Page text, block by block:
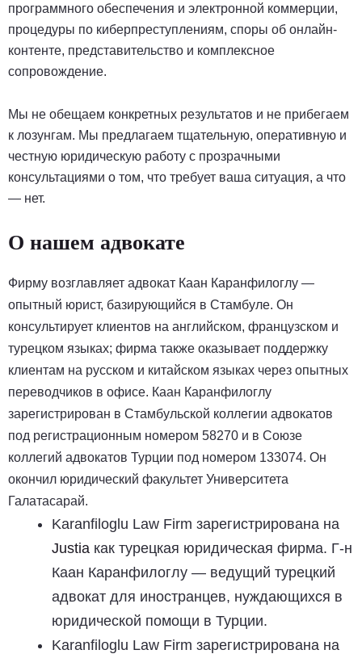
программного обеспечения и электронной коммерции,
процедуры по киберпреступлениям, споры об онлайн-
контенте, представительство и комплексное
сопровождение.
Мы не обещаем конкретных результатов и не прибегаем
к лозунгам. Мы предлагаем тщательную, оперативную и
честную юридическую работу с прозрачными
консультациями о том, что требует ваша ситуация, а что
— нет.
О нашем адвокате
Фирму возглавляет адвокат Каан Каранфилоглу —
опытный юрист, базирующийся в Стамбуле. Он
консультирует клиентов на английском, французском и
турецком языках; фирма также оказывает поддержку
клиентам на русском и китайском языках через опытных
переводчиков в офисе. Каан Каранфилоглу
зарегистрирован в Стамбульской коллегии адвокатов
под регистрационным номером 58270 и в Союзе
коллегий адвокатов Турции под номером 133074. Он
окончил юридический факультет Университета
Галатасарай.
Karanfiloglu Law Firm зарегистрирована на
Justia как турецкая юридическая фирма. Г-н
Каан Каранфилоглу — ведущий турецкий
адвокат для иностранцев, нуждающихся в
юридической помощи в Турции.
Karanfiloglu Law Firm зарегистрирована на